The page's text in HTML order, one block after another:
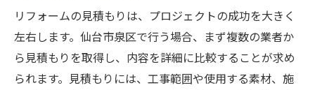
リフォームの見積もりは、プロジェクトの成功を大きく
左右します。仙台市泉区で行う場合、まず複数の業者か
ら見積もりを取得し、内容を詳細に比較することが求め
られます。見積もりには、工事範囲や使用する素材、施